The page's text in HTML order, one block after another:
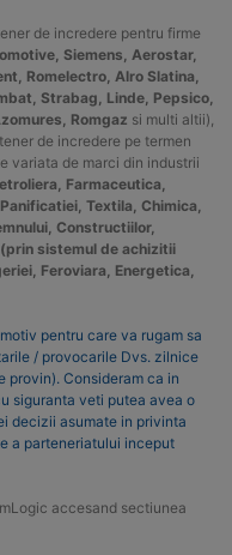
de incredere pentru firme
Siemens, Aerostar,
Romelectro, Alro Slatina,
Strabag, Linde, Pepsico,
Romgaz si multi altii),
de incredere pe termen
variata de marci din industrii
Farmaceutica,
Textila, Chimica,
Constructiilor,
sistemul de achizitii
Feroviara, Energetica,
pentru care va rugam sa
/ provocarile Dvs. zilnice
provin). Consideram ca in
siguranta veti putea avea o
decizii asumate in privinta
a parteneriatului inceput
accesand sectiunea